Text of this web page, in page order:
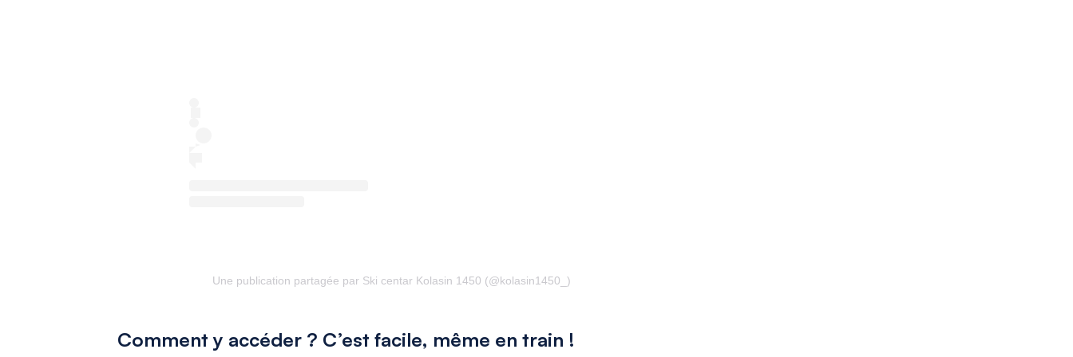
Une publication partagée par Ski centar Kolasin 1450 (@kolasin1450_)
Comment y accéder ? C’est facile, même en train !